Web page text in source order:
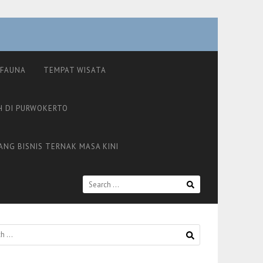
FAUNA TEMPAT WISATA
PURWOKERTO
BISNIS TERNAK MASA KINI
SEARCH
FOR: